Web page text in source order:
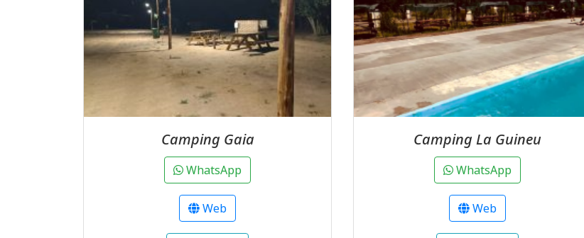
Camping Gaia
WhatsApp
Web
Camping La Guineu
WhatsApp
Web